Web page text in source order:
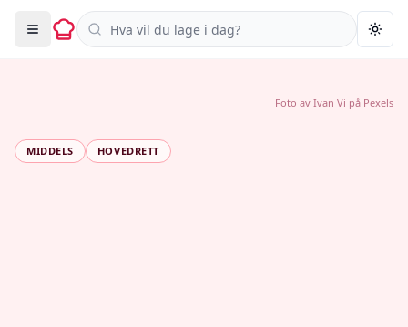
Søk i oppskrifter
MIDDELS HOVEDRETT
Foto av Ivan Vi på Pexels